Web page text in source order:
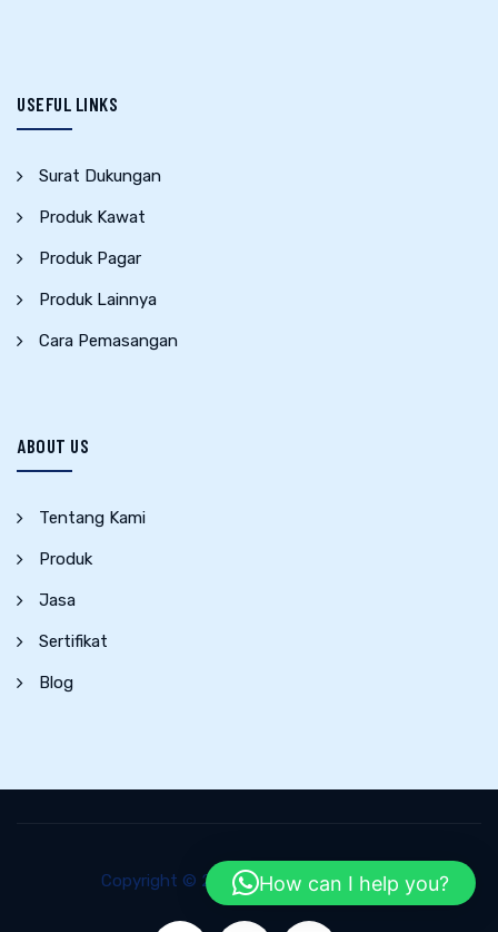
USEFUL LINKS
Surat Dukungan
Produk Kawat
Produk Pagar
Produk Lainnya
Cara Pemasangan
ABOUT US
Tentang Kami
Produk
Jasa
Sertifikat
Blog
Copyright © 2020 All Rights Reserved.
How can I help you?